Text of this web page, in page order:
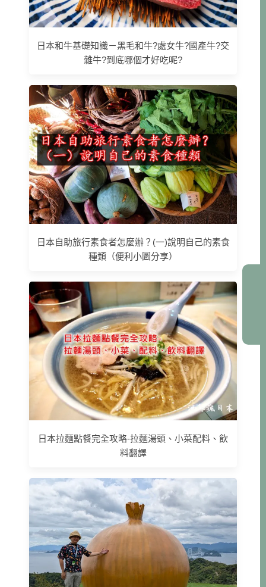
日本和牛基礎知識－黑毛和牛?處女牛?國產牛?交
雜牛?到底哪個才好吃呢?
日本自助旅行素食者怎麼辦？(一)說明自己的素食
種類（便利小圖分享）
日本拉麵點餐完全攻略-拉麵湯頭、小菜配料、飲
料翻譯